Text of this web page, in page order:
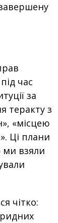
час
за
теракту з
«місцею
Ці плани
ми взяли
чітко: